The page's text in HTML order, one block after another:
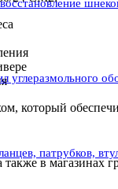
углеразмольного
патрубков,
который
также в